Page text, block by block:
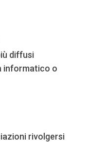
diffusi
informatico o
rivolgersi